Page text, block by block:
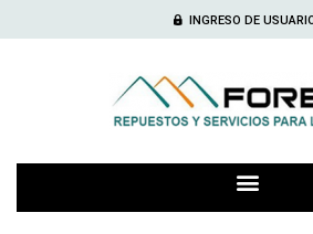
INGRESO DE